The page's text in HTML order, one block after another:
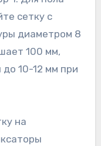
сетку с
диаметром 8
100 мм,
10-12 мм при
на